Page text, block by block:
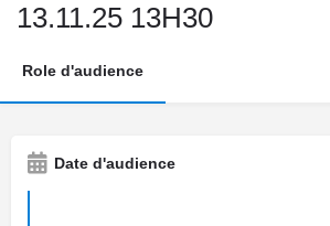
13.11.25 13H30
Role d'audience
Date d'audience